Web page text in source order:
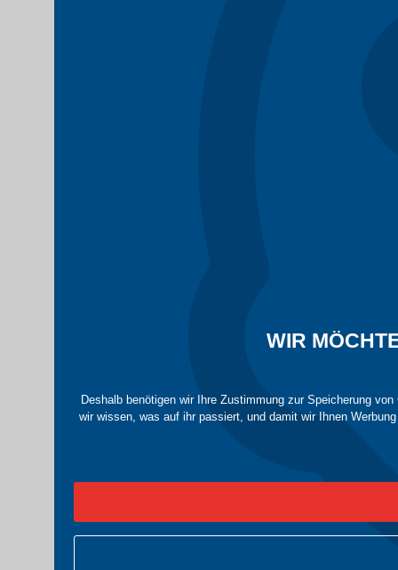
WIR
Deshalb benötigen wir Ihre Zustimmung zur Speicherung
wir wissen, was auf ihr passiert, und damit wir Ihnen